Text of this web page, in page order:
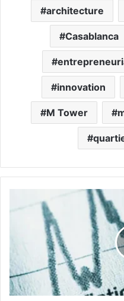
architecture
Casablanca
innovation
M Tower
a
t
i